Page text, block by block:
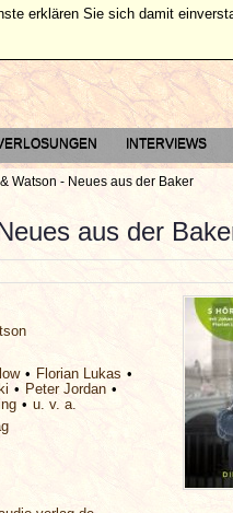
INTERVIEWS
Watson - Neues aus der Baker
aus der
Florian Lukas
Peter Jordan
u. v. a.
erklären Sie sich damit